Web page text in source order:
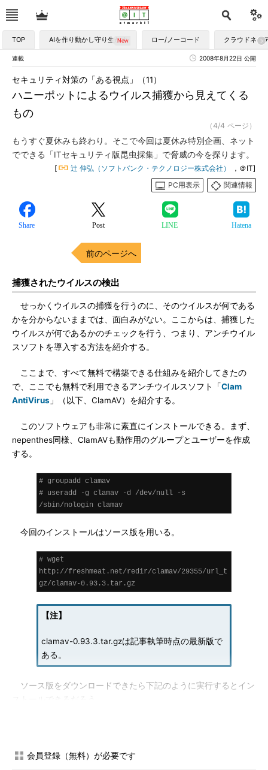
TOP AIを作り動かし守り生かす ロー/ノーコード クラウドネイ
連載 2008年8月22日 公開
ハニーポットによるウイルス捕獲から見えてくる
もの
セキュリティ対策の「ある視点」（11）
（4/4 ページ）
もうすぐ夏休みも終わり。そこで今回は夏休み特別企画、ネット
でできる「ITセキュリティ版昆虫採集」で脅威の今を探ります。
[ 辻 伸弘（ソフトバンク・テクノロジー株式会社）
，＠IT]
PC用表示
関連情報
Share Post LINE Hatena
前のページへ
捕獲されたウイルスの検出
せっかくウイルスの捕獲を行うのに、そのウイルスが何である
かを分からないままでは、面白みがない。ここからは、捕獲した
ウイルスが何であるかのチェックを行う、つまり、アンチウイル
スソフトを導入する方法を紹介する。
ここまで、すべて無料で構築できる仕組みを紹介してきたの
で、ここでも無料で利用できるアンチウイルスソフト「Clam
AntiVirus 」（以下、ClamAV）を紹介する。
このソフトウェアも非常に素直にインストールできる。まず、
nepenthes同様、ClamAVも動作用のグループとユーザーを作成
する。
# groupadd clamav
# useradd -g clamav -d /dev/null -s
/sbin/nologin clamav
今回のインストールはソース版を用いる。
# wget
http://freshmeat.net/redir/clamav/29355/url_t
gz/clamav-0.93.3.tar.gz
【注】
clamav-0.93.3.tar.gzは記事執筆時点の最新版で
ある。
ソース版をダウンロードできたら下記のように実行するとイン
# ./configure --prefix=/usr/local/clamav
会員登録（無料）が必要です